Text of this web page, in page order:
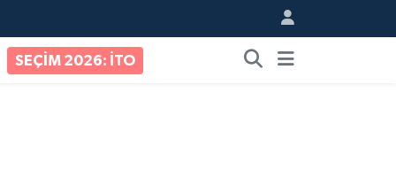
SEÇİM 2026: İTO